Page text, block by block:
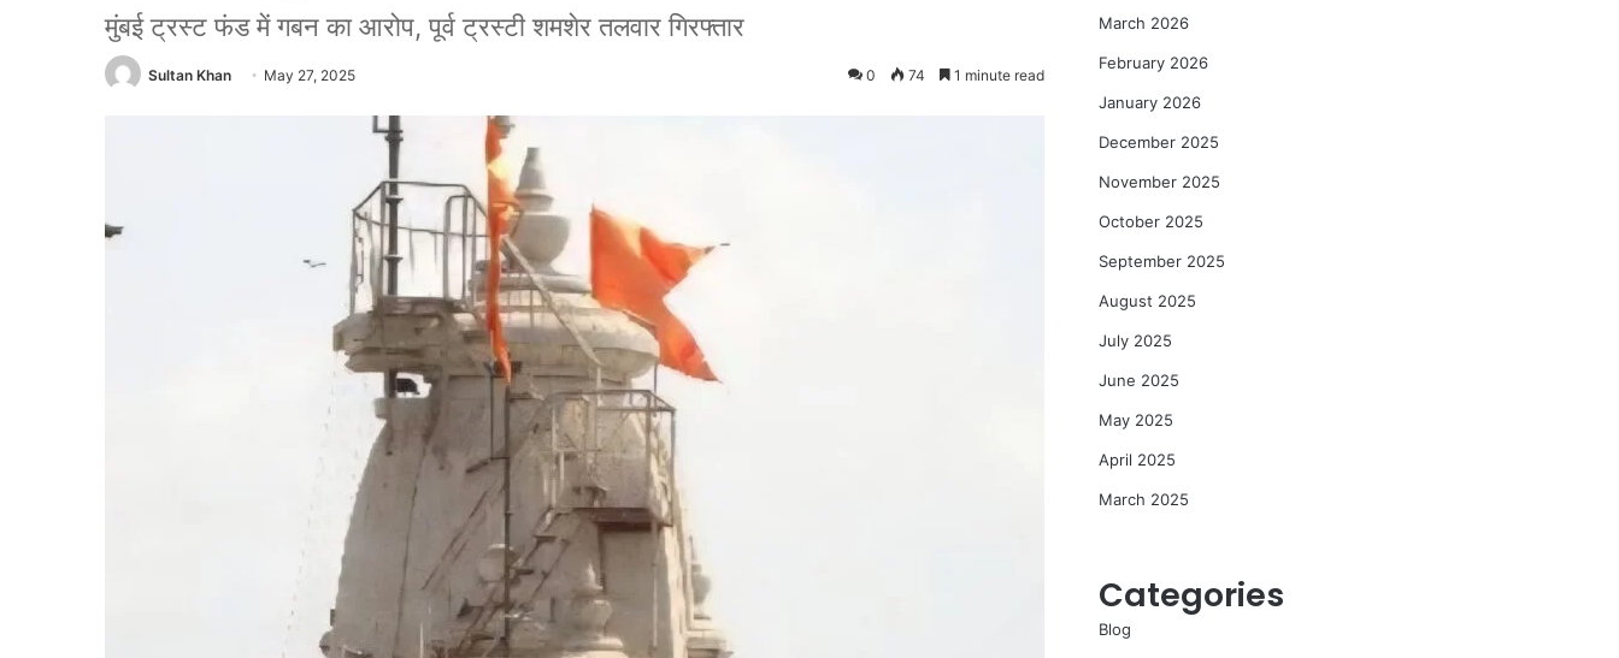
मुंबई ट्रस्ट फंड में गबन का आरोप, पूर्व ट्रस्टी शमशेर तलवार गिरफ्तार
Sultan Khan May 27, 2025 0 74 1 minute read
March 2026
February 2026
January 2026
December 2025
November 2025
October 2025
September 2025
August 2025
July 2025
June 2025
May 2025
April 2025
March 2025
Categories
Blog